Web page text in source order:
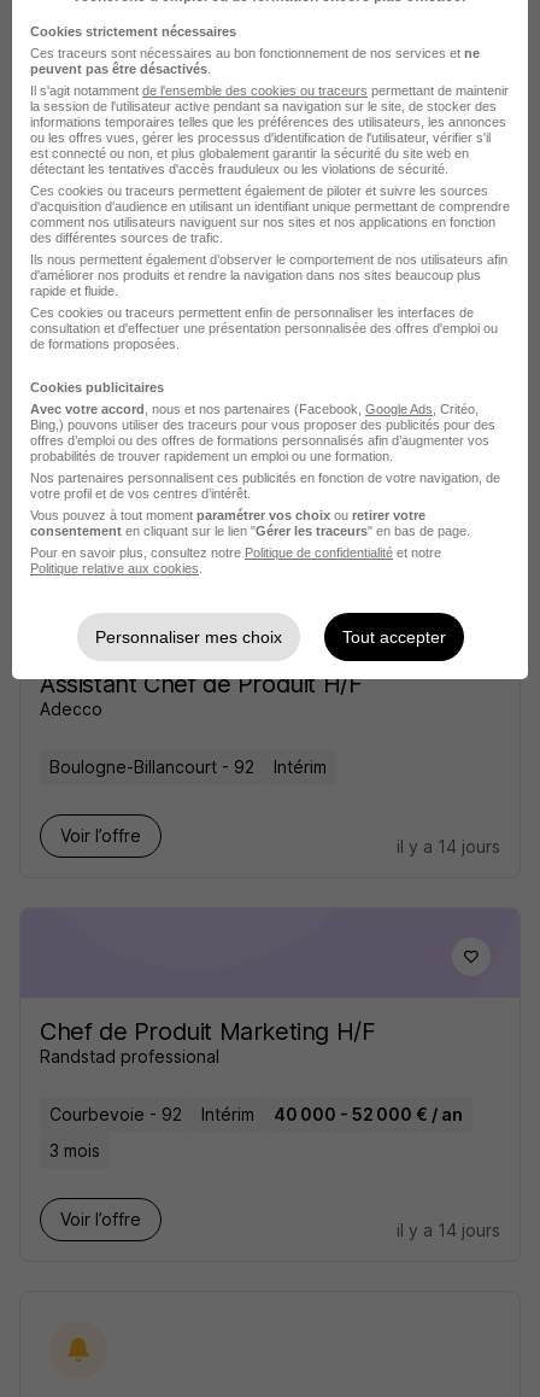
RÉSULTATS PROCHES
Les offres ci-dessous sont basées sur les mots-clés de votre
recherche
Assistant Marketing et Coordination
H/F
Robert Half
Sèvres - 92 Intérim
3 mois
Voir l’offre
Assistant Chef de Produit H/F
Adecco
Boulogne-Billancourt - 92 Intérim
Voir l’offre
il y a 14 jours
Chef de Produit Marketing H/F
Randstad professional
Courbevoie - 92 Intérim
40 000 - 52 000 € / an
3 mois
Voir l’offre
il y a 14 jours
Cookies strictement nécessaires
Ces traceurs sont nécessaires au bon fonctionnement de nos services et ne
peuvent pas être désactivés
Il s'agit notamment de l'ensemble des cookies ou traceurs permettant de maintenir
la session de l'utilisateur active pendant sa navigation sur le site, de stocker des
informations temporaires telles que les préférences des utilisateurs, les annonces
ou les offres vues, gérer les processus d'identification de l'utilisateur, vérifier s'il
est connecté ou non, et plus globalement garantir la sécurité du site web en
détectant les tentatives d'accès frauduleux ou les violations de sécurité.
Ces cookies ou traceurs permettent également de piloter et suivre les sources
d'acquisition d'audience en utilisant un identifiant unique permettant de comprendre
comment nos utilisateurs naviguent sur nos sites et nos applications en fonction
des différentes sources de trafic.
Ils nous permettent également d’observer le comportement de nos utilisateurs afin
d'améliorer nos produits et rendre la navigation dans nos sites beaucoup plus
rapide et fluide.
Ces cookies ou traceurs permettent enfin de personnaliser les interfaces de
consultation et d'effectuer une présentation personnalisée des offres d'emploi ou
de formations proposées.
Cookies publicitaires
Avec votre accord , nous et nos partenaires (Facebook, Google Ads , Critéo,
Bing,) pouvons utiliser des traceurs pour vous proposer des publicités pour des
offres d’emploi ou des offres de formations personnalisés afin d’augmenter vos
probabilités de trouver rapidement un emploi ou une formation.
Nos partenaires personnalisent ces publicités en fonction de votre navigation, de
votre profil et de vos centres d’intérêt.
Vous pouvez à tout moment paramétrer vos choix ou retirer votre
consentement en cliquant sur le lien "Gérer les traceurs" en bas de page.
Pour en savoir plus, consultez notre Politique de confidentialité et notre
Politique relative aux cookies
Personnaliser mes choix Tout accepter